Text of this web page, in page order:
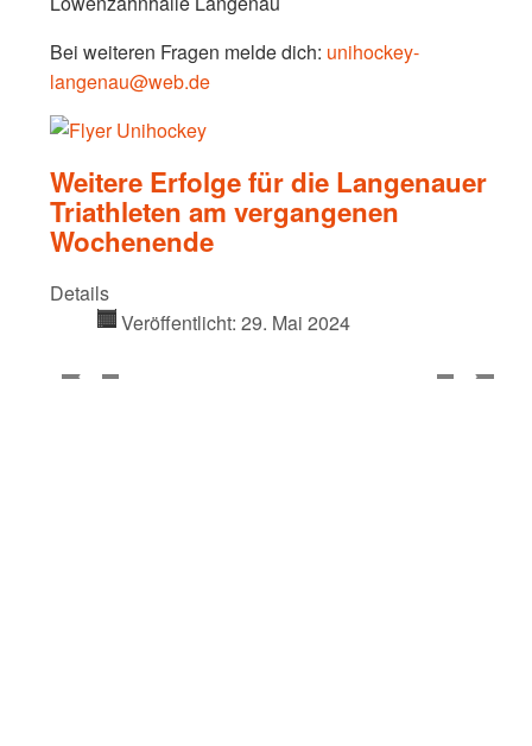
Bei weiteren Fragen melde dich: unihockey-
langenau@web.de
Weitere Erfolge für die Langenauer
Triathleten am vergangenen
Wochenende
Details
Veröffentlicht: 29. Mai 2024